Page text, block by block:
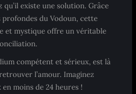
qu’il existe une solution. Grâce
profondes du Vodoun, cette
et mystique offre un véritable
compétent et sérieux, est là
l’amour. Imaginez
moins de 24 heures !